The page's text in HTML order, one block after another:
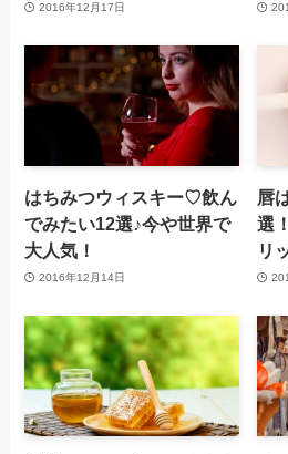
2016年12月17日
はちみつウィスキー♡飲ん
でみたい12選♪今や世界で
大人気！
2016年12月14日
唇
選
リ